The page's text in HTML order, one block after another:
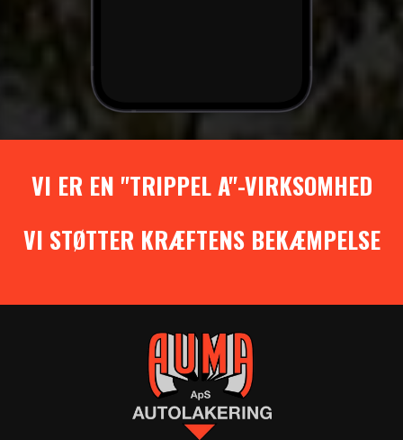
VI ER EN "TRIPPEL A"-VIRKSOMHED
VI STØTTER KRÆFTENS BEKÆMPELSE